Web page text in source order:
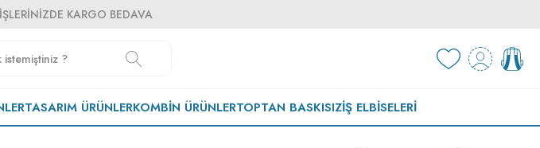
KARGO BEDAVA
TASARIM ÜRÜNLERKOMBIN ÜRÜNLERTOPTAN BASKISIZİŞ ELBISELERI